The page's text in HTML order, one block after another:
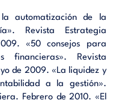
automatización de la
Revista Estrategia
«50 consejos para
financieras». Revista
de 2009. «La liquidez y
a la gestión».
Febrero de 2010. «El